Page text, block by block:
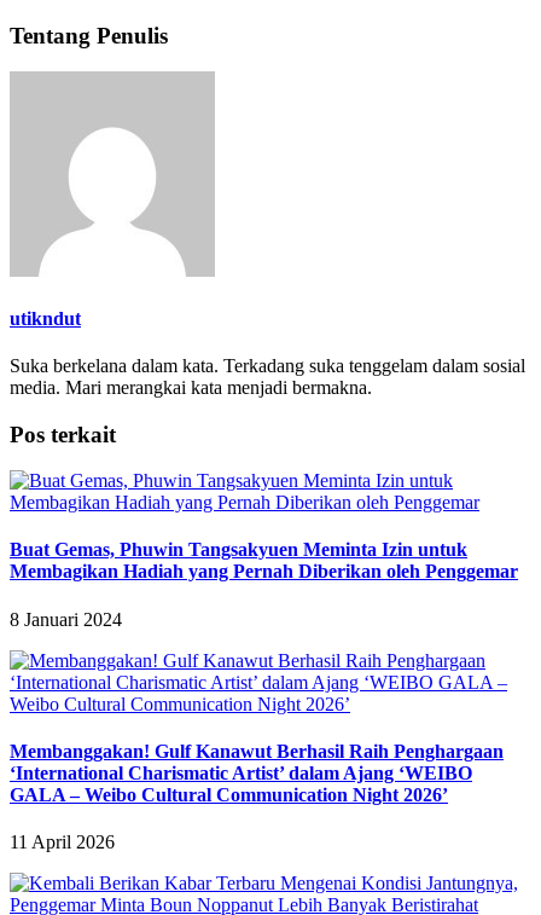
Tentang Penulis
utikndut
Suka berkelana dalam kata. Terkadang suka tenggelam dalam sosial
media. Mari merangkai kata menjadi bermakna.
Pos terkait
Buat Gemas, Phuwin Tangsakyuen Meminta Izin untuk
Membagikan Hadiah yang Pernah Diberikan oleh Penggemar
8 Januari 2024
Membanggakan! Gulf Kanawut Berhasil Raih Penghargaan
‘International Charismatic Artist’ dalam Ajang ‘WEIBO
GALA – Weibo Cultural Communication Night 2026’
11 April 2026